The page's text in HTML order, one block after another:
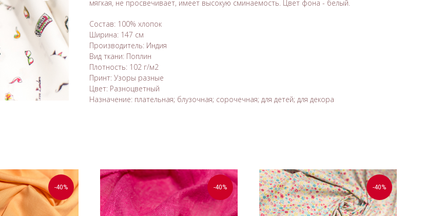
мягкая, не просвечивает, имеет высокую сминаемость. Цвет фона - белый.
Состав: 100% хлопок
Ширина: 147 см
Производитель: Индия
Вид ткани: Поплин
Плотность: 102 г/м2
Принт: Узоры разные
Цвет: Разноцветный
Назначение: плательная; блузочная; сорочечная; для детей; для декора
-40% -40% -40%